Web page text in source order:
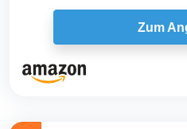
Hund...
Zum